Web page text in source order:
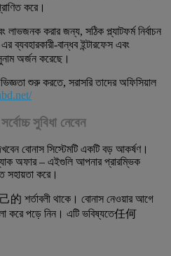
করে।
করার জন্য, সঠিক প্ল্যাটফর্ম নির্বাচন
এর ব্যবহারকারী-বান্ধব ইন্টারফেস এবং
অর্জন করেছে।
শুরু করতে, সরাসরি তাদের অফিসিয়াল
সুবিধা নেবেন
বোনাস সিস্টেমটি একটি বড় আকর্ষণ।
অফার – এইগুলি আপনার প্রারম্ভিক
সহায়তা করে।
的 শর্তাবলী থাকে। বোনাস নেওয়ার আগে
করে পড়ে নিন। এটি ভবিষ্যতে任何